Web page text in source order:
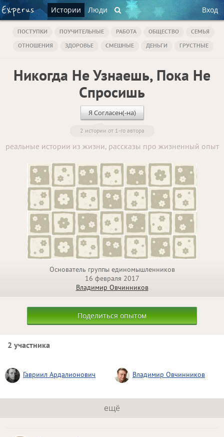
Истории Люди Вход
ПОСТУПКИ ПОУЧИТЕЛЬНЫЕ РАБОТА ОБЩЕСТВО
СЕМЬЯ
ОТНОШЕНИЯ
ЗДОРОВЬЕ СМЕШНЫЕ ДЕНЬГИ ГРУСТНЫЕ
Никогда Не Узнаешь, Пока Не
Спросишь
Я Согласен(-на)
2 истории от 1-го автора
реальные истории из жизни, рассказы про жизненный опыт
Основатель группы единомышленников
16 февраля 2017
Владимир Овчинников
Поделиться опытом
2 участника
Гавриил Ардалионович Владимир Овчинников
ещё